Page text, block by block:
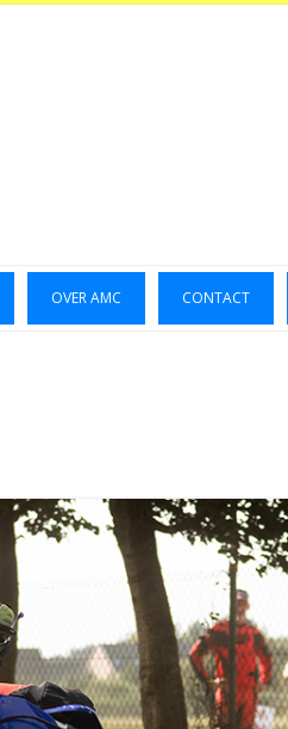
OVER AMC CONTACT